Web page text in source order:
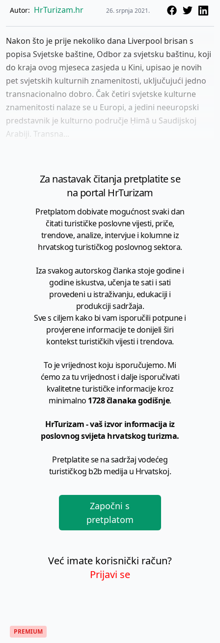
Autor: HrTurizam.hr 26. srpnja 2021.
Nakon što je prije nekoliko dana Liverpool brisan s
popisa Svjetske baštine, Odbor za svjetsku baštinu, koji
do kraja ovog mjeseca zasjeda u Kini, upisao je novih
pet svjetskih kulturnih znamenitosti, uključujući jedno
transnacionalno dobro. Čak četiri svjetske kulturne
znamenitosti nalaze se u Europi, a jedini neeuropski
predstavnik je kulturno područje Ḥimā u Saudijskoj
Arabiji. Transna...
Za nastavak čitanja pretplatite se
na portal HrTurizam
Pretplatom dobivate mogućnost svaki dan
čitati turističke poslovne vijesti, priče,
trendove, analize, intervjue i kolumne iz
hrvatskog turističkog poslovnog sektora.
Iza svakog autorskog članka stoje godine i
godine iskustva, učenja te sati i sati
provedeni u istraživanju, edukaciji i
produkciji sadržaja.
Sve s ciljem kako bi vam isporučili potpune i
provjerene informacije te donijeli širi
kontekst turističkih vijesti i trendova.
To je vrijednost koju isporučujemo. Mi
ćemo za tu vrijednost i dalje isporučivati
kvalitetne turističke informacije kroz
minimalno 1728 članaka godišnje.
HrTurizam - vaš izvor informacija iz
poslovnog svijeta hrvatskog turizma.
Pretplatite se na sadržaj vodećeg
turističkog b2b medija u Hrvatskoj.
Započni s
pretplatom
Već imate korisnički račun?
Prijavi se
PREMIUM